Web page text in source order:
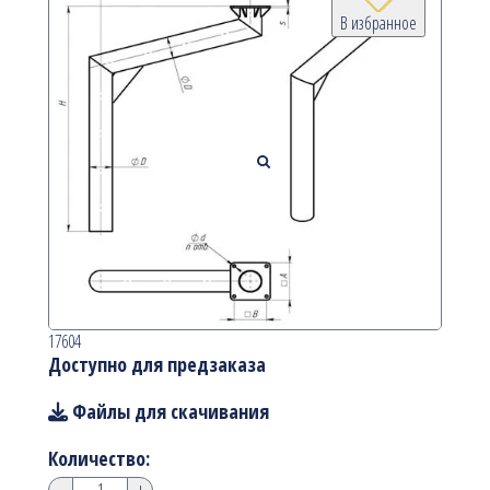
В избранное
17604
Доступно для предзаказа
Файлы для скачивания
Количество: